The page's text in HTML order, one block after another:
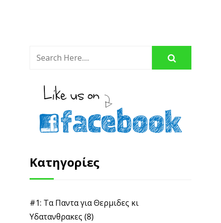
Κατηγορίες
#1: Τα Παντα για Θερμιδες κι
Υδατανθρακες (8)